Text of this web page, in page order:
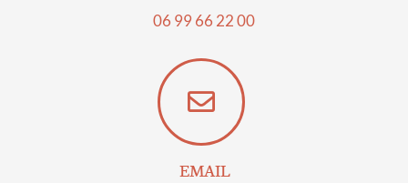
06 99 66 22 00​
EMAIL